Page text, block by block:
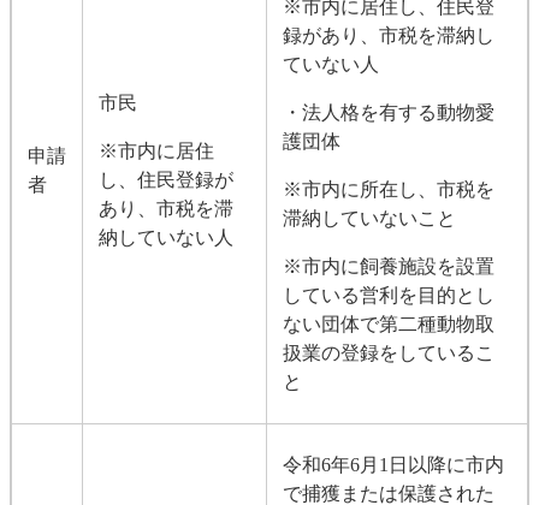
申請
者
市民
※市内に居住
し、住民登録が
あり、市税を滞
納していない人
※市内に居住し、住民登
録があり、市税を滞納し
ていない人
・法人格を有する動物愛
護団体
※市内に所在し、市税を
滞納していないこと
※市内に飼養施設を設置
している営利を目的とし
ない団体で第二種動物取
扱業の登録をしているこ
と
令和6年6月1日以降に市内
で捕獲または保護された